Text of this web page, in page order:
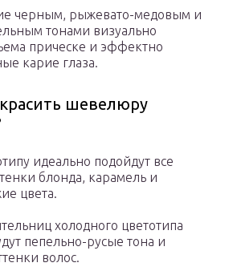
черным, рыжевато-медовым и
тонами визуально
прическе и эффектно
карие глаза.
шевелюру
идеально подойдут все
блонда, карамель и
цвета.
холодного цветотипа
пепельно-русые тона и
волос.